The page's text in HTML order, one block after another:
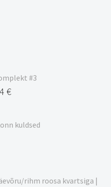
#3
€
kuldsed
rihm roosa kvartsiga |